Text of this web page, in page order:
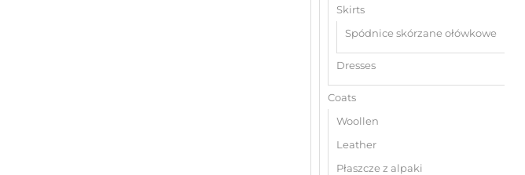
Skirts
Spódnice skórzane ołówkowe
Dresses
Coats
Woollen
Leather
Płaszcze z alpaki